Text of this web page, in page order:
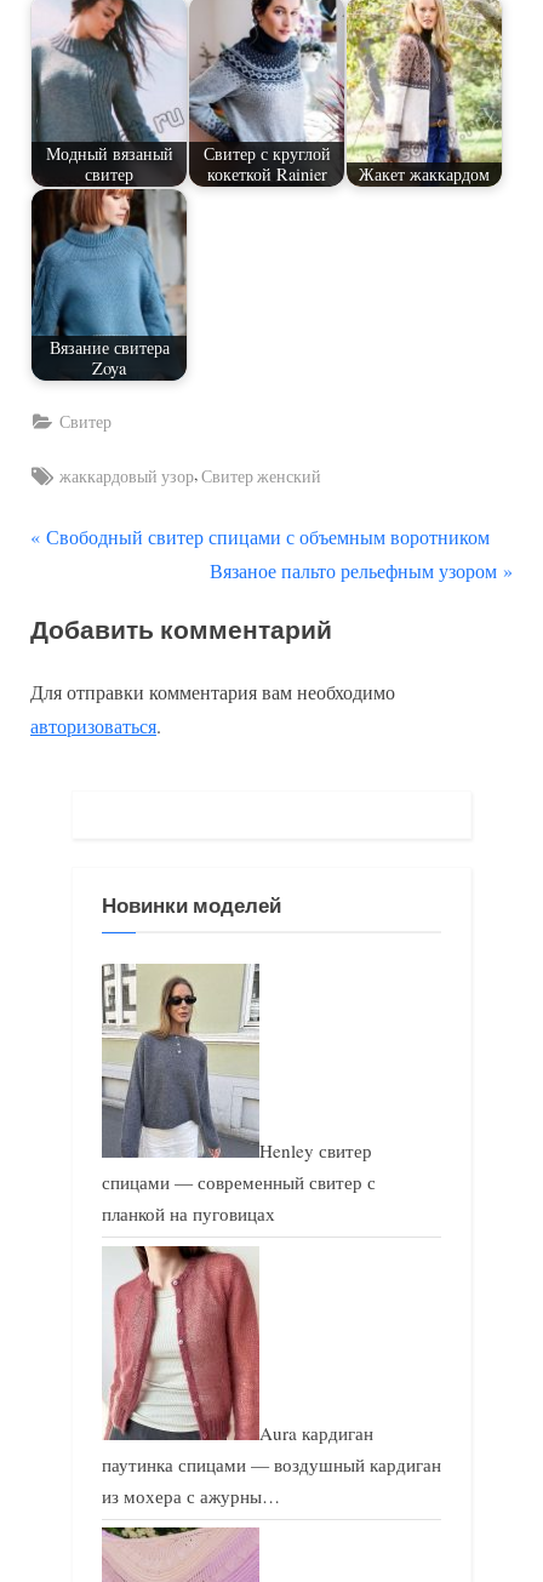
Модный вязаный
свитер
Свитер с круглой
кокеткой Rainier
Жакет жаккардом
Вязание свитера
Zoya
Свитер
Tags:
жаккардовый узор,Свитер женский
Навигация
записям
П
д
д
у
Свободный свитер спицами с объемным воротником
С
е
у
а
ь
:
Вязаное пальто рельефным узором
Добавить комментарий
Для отправки комментария вам необходимо
авторизоваться.
Новинки моделей
Henley свитер
спицами — современный свитер с
планкой на пуговицах
Aura кардиган
паутинка спицами — воздушный кардиган
из мохера с ажурны…